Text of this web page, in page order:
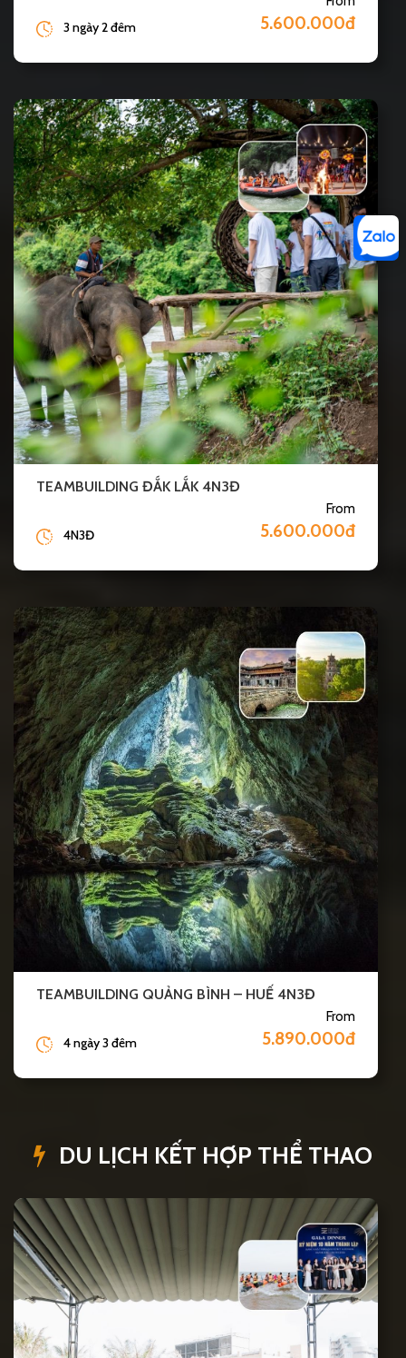
5.600.000đ
3 ngày 2 đêm
TEAMBUILDING ĐẮK LẮK 4N3Đ
From
5.600.000đ
4N3Đ
TEAMBUILDING QUẢNG BÌNH – HUẾ 4N3Đ
From
5.890.000đ
4 ngày 3 đêm
DU LỊCH KẾT HỢP THỂ THAO